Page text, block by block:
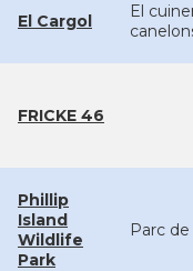
El Cargol
El
FRICKE 46
Phillip
Island
Wildlife
Park
Parc